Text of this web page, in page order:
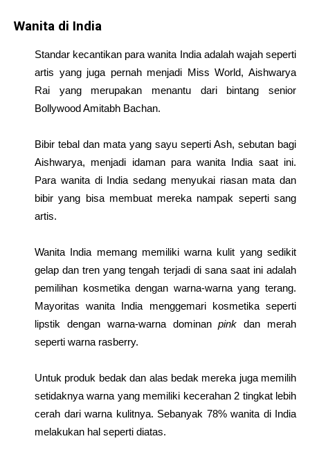
Wanita di India
Standar kecantikan para wanita India adalah wajah seperti
artis yang juga pernah menjadi Miss World, Aishwarya
Rai yang merupakan menantu dari bintang senior
Bollywood Amitabh Bachan.
Bibir tebal dan mata yang sayu seperti Ash, sebutan bagi
Aishwarya, menjadi idaman para wanita India saat ini.
Para wanita di India sedang menyukai riasan mata dan
bibir yang bisa membuat mereka nampak seperti sang
artis.
Wanita India memang memiliki warna kulit yang sedikit
gelap dan tren yang tengah terjadi di sana saat ini adalah
pemilihan kosmetika dengan warna-warna yang terang.
Mayoritas wanita India menggemari kosmetika seperti
lipstik dengan warna-warna dominanpink dan merah
seperti warna rasberry.
Untuk produk bedak dan alas bedak mereka juga memilih
setidaknya warna yang memiliki kecerahan 2 tingkat lebih
cerah dari warna kulitnya. Sebanyak 78% wanita di India
melakukan hal seperti diatas.